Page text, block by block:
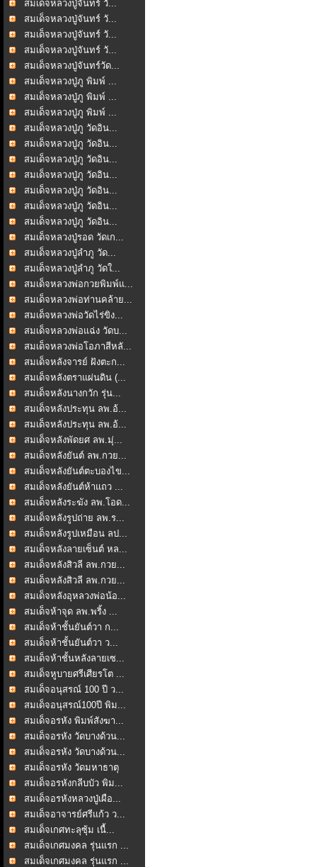
สมเด็จหลวงปู่จันทร์ วั...
สมเด็จหลวงปู่จันทร์ วั...
สมเด็จหลวงปู่จันทร์ วั...
สมเด็จหลวงปู่จันทร์ วั...
สมเด็จหลวงปู่จันทร์วัด...
สมเด็จหลวงปู่ภู พิมพ์ ...
สมเด็จหลวงปู่ภู พิมพ์ ...
สมเด็จหลวงปู่ภู พิมพ์ ...
สมเด็จหลวงปู่ภู วัดอิน...
สมเด็จหลวงปู่ภู วัดอิน...
สมเด็จหลวงปู่ภู วัดอิน...
สมเด็จหลวงปู่ภู วัดอิน...
สมเด็จหลวงปู่ภู วัดอิน...
สมเด็จหลวงปู่ภู วัดอิน...
สมเด็จหลวงปู่ภู วัดอิน...
สมเด็จหลวงปู่รอด วัดเก...
สมเด็จหลวงปู่ลำภู วัด...
สมเด็จหลวงปู่ลำภู วัดใ...
สมเด็จหลวงพ่อกวยพิมพ์แ...
สมเด็จหลวงพ่อท่านคล้าย...
สมเด็จหลวงพ่อวัดไร่ขิง...
สมเด็จหลวงพ่อแฉ่ง วัดบ...
สมเด็จหลวงพ่อโอภาสีหลั...
สมเด็จหลังจารย์ ฝังตะก...
สมเด็จหลังตราแผ่นดิน (...
สมเด็จหลังนางกวัก รุ่น...
สมเด็จหลังประทุน ลพ.อ้...
สมเด็จหลังประทุน ลพ.อ้...
สมเด็จหลังพัดยศ ลพ.มุ่...
สมเด็จหลังยันต์ ลพ.กวย...
สมเด็จหลังยันต์ตะบองไข...
สมเด็จหลังยันต์ห้าแถว ...
สมเด็จหลังระฆัง ลพ.โอด...
สมเด็จหลังรูปถ่าย ลพ.ร...
สมเด็จหลังรูปเหมือน ลป...
สมเด็จหลังลายเซ็นต์ หล...
สมเด็จหลังสิวลี ลพ.กวย...
สมเด็จหลังสิวลี ลพ.กวย...
สมเด็จหลังอุหลวงพ่อน้อ...
สมเด็จห้าจุด ลพ.พริ้ง ...
สมเด็จห้าชั้นยันต์วา ก...
สมเด็จห้าชั้นยันต์วา ว...
สมเด็จห้าชั้นหลังลายเซ...
สมเด็จหูบายศรีเศียรโต ...
สมเด็จอนุสรณ์ 100 ปี ว...
สมเด็จอนุสรณ์100ปี พิม...
สมเด็จอรหัง พิมพ์สังฆา...
สมเด็จอรหัง วัดบางด้วน...
สมเด็จอรหัง วัดบางด้วน...
สมเด็จอรหัง วัดมหาธาตุ
สมเด็จอรหังกลีบบัว พิม...
สมเด็จอรหังหลวงปู่เผือ...
สมเด็จอาจารย์ศรีแก้ว ว...
สมเด็จเกศทะลุซุ้ม เนื้...
สมเด็จเกศมงคล รุ่นแรก ...
สมเด็จเกศมงคล รุ่นแรก ...